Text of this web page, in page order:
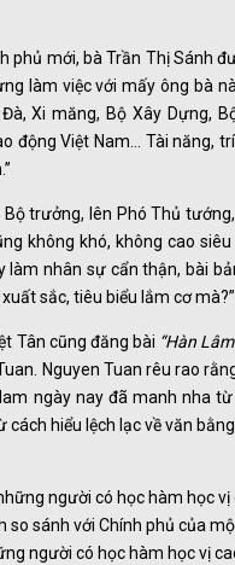
phủ mới, bà Trần Thị Sánh
làm việc với mấy ông bà
Xi măng, Bộ Xây Dựng,
động Việt Nam… Tài năng,
Bộ trưởng, lên Phó Thủ
không khó, không cao
làm nhân sự cẩn thận, bài
sắc, tiêu biểu lắm cơ mà?”
Tân cũng đăng bài “Hàn
Nguyen Tuan rêu rao
ngày nay đã manh nha
hiểu lệch lạc về văn
người có học hàm học vị